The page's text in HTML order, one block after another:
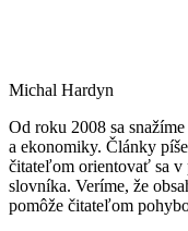
Michal Hardyn
Od roku 2008 sa
a ekonomiky. Články
čitateľom orientovať sa v
slovníka. Veríme, že
pomôže čitateľom